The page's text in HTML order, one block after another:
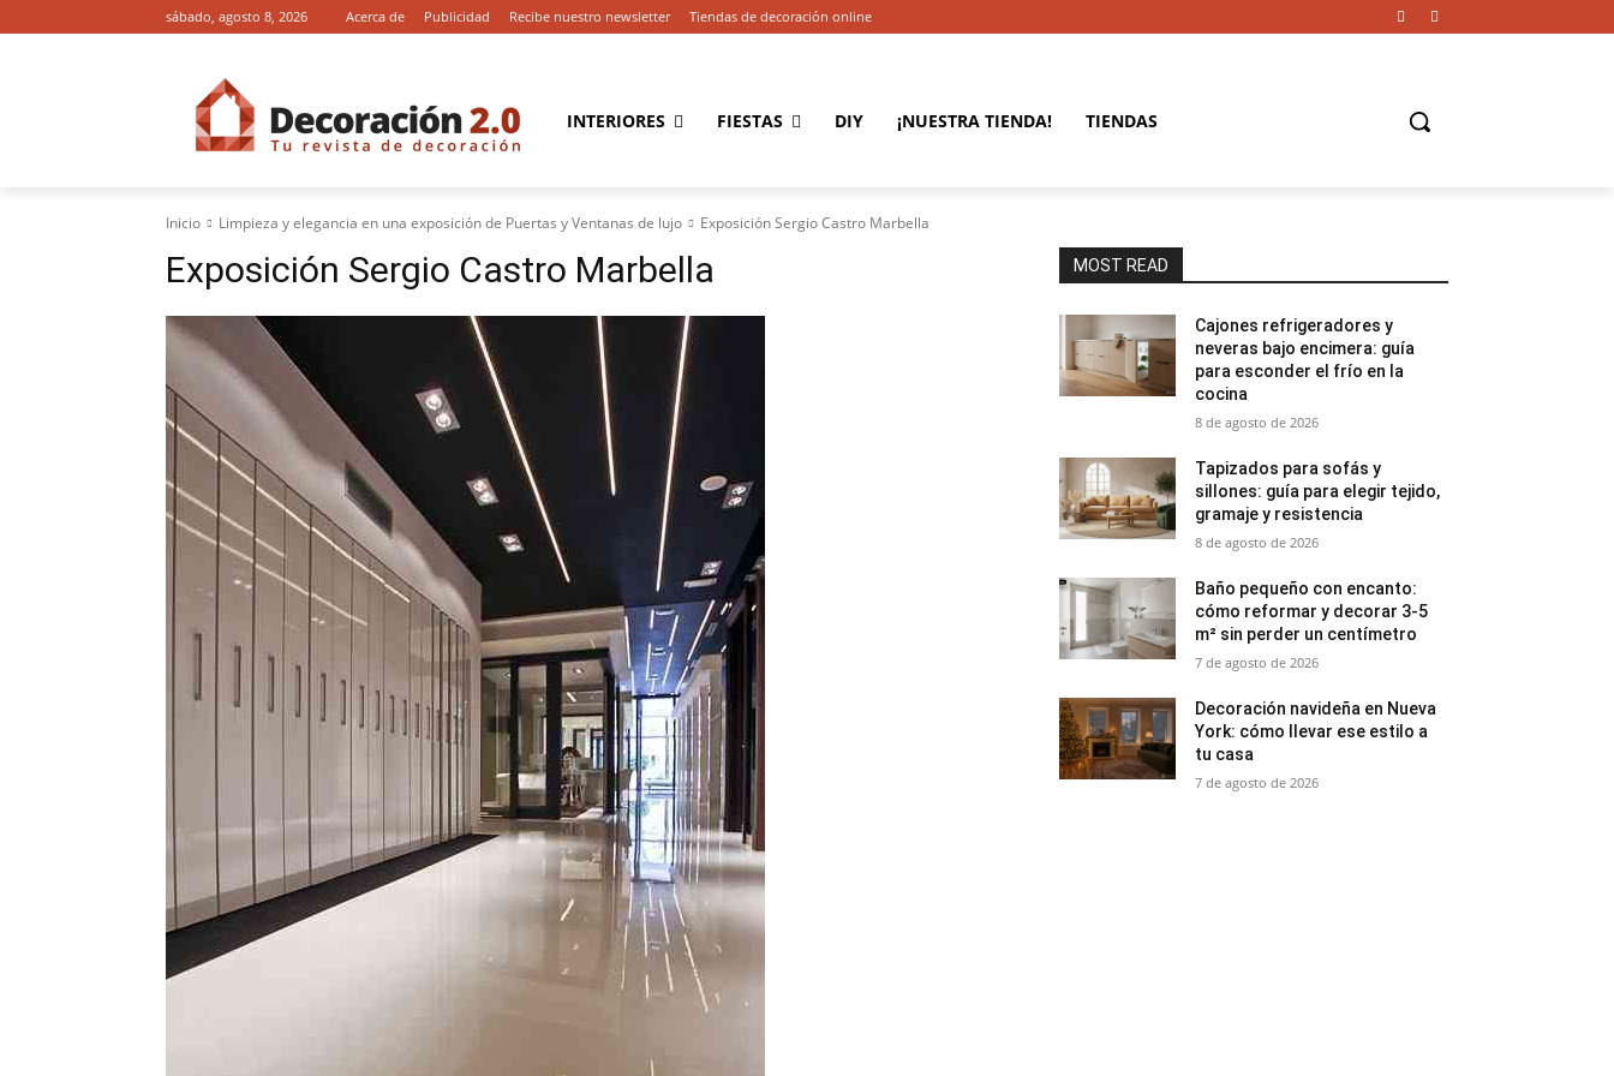
sábado, agosto 8, 2026 Acerca de Publicidad Recibe nuestro newsletter Tiendas de decoración online
INTERIORES FIESTAS DIY ¡NUESTRA TIENDA! TIENDAS
Inicio Limpieza y elegancia en una exposición de Puertas y Ventanas de lujo Exposición Sergio Castro Marbella
Exposición Sergio Castro Marbella MOST READ
Cajones refrigeradores y
neveras bajo encimera: guía
para esconder el frío en la
cocina
8 de agosto de 2026
Tapizados para sofás y
sillones: guía para elegir tejido,
gramaje y resistencia
8 de agosto de 2026
Baño pequeño con encanto:
cómo reformar y decorar 3-5
m² sin perder un centímetro
7 de agosto de 2026
Decoración navideña en Nueva
York: cómo llevar ese estilo a
tu casa
7 de agosto de 2026